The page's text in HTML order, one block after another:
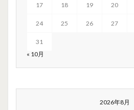
17 18 19 20
24 25 26 27
31
« 10月
2026年8月